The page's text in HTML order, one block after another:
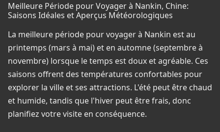
Meilleure Période pour Voyager à Nankin, Chine:
Saisons Idéales et Aperçus Météorologiques
La meilleure période pour voyager à Nankin est au
printemps (mars à mai) et en automne (septembre à
novembre) lorsque le temps est doux et agréable. Ces
saisons offrent des températures confortables pour
explorer la ville et ses attractions. L'été peut être chaud
et humide, tandis que l'hiver peut être frais, donc
planifiez votre visite en conséquence.